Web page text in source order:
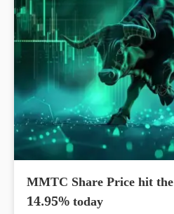
MMTC Share Price hit
14.95% today